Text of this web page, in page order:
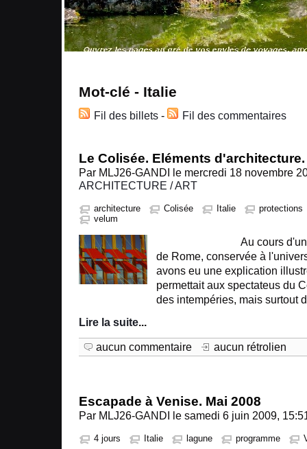
Mot-clé - Italie
Fil des billets - Fil des commentaires
Le Colisée. Eléments d'architecture.
Par MLJ26-GANDI le mercredi 18 novembre
ARCHITECTURE / ART
architecture Colisée Italie
protections
velum
Au cours d'une
de Rome, conservée à
avons eu une explication
permettait aux spectateus du
des intempéries, mais surtout
Lire la suite...
aucun commentaire
aucun rétrolien
Escapade à Venise. Mai 2008
Par MLJ26-GANDI le samedi 6 juin 2009,
4 jours Italie lagune programme